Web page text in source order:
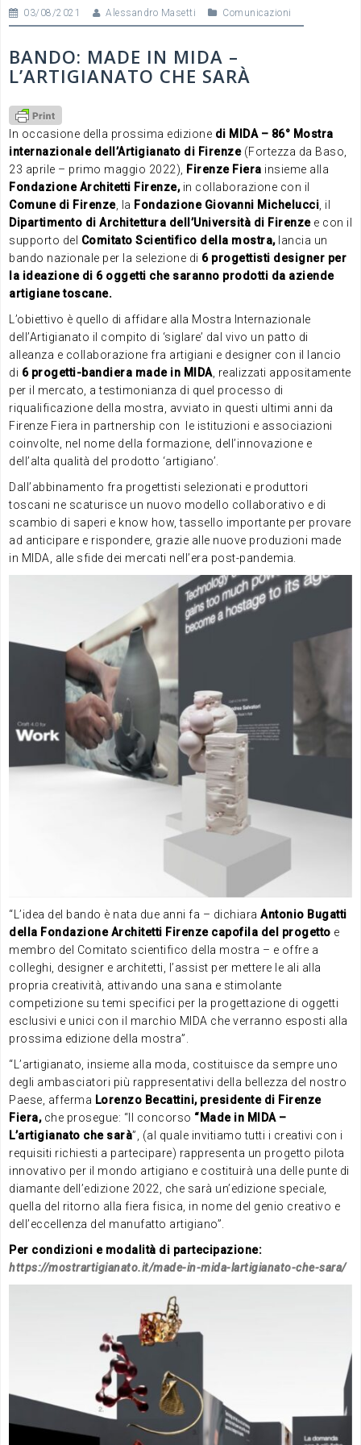
03/08/2021 Alessandro Masetti Comunicazioni
BANDO: MADE IN MIDA –
L’ARTIGIANATO CHE SARÀ
In occasione della prossima edizione di MIDA – 86° Mostra
internazionale dell’Artigianato di Firenze(Fortezza da Baso,
23 aprile – primo maggio 2022), Firenze Fiera insieme alla
Fondazione Architetti Firenze,in collaborazione con il
Comune di Firenze, la Fondazione Giovanni Michelucci, il
Dipartimento di Architettura dell’Università di Firenzee con il
supporto del Comitato Scientifico della mostra,lancia un
bando nazionale per la selezione di 6 progettisti designer per
la ideazione di 6 oggetti che saranno prodotti da aziende
artigiane toscane.
L’obiettivo è quello di affidare alla Mostra Internazionale
dell’Artigianato il compito di ‘siglare’ dal vivo un patto di
alleanza e collaborazione fra artigiani e designer con il lancio
di 6 progetti-bandiera made in MIDA, realizzati appositamente
per il mercato, a testimonianza di quel processo di
riqualificazione della mostra, avviato in questi ultimi anni da
Firenze Fiera in partnership con le istituzioni e associazioni
coinvolte, nel nome della formazione, dell’innovazione e
dell’alta qualità del prodotto ‘artigiano’.
Dall’abbinamento fra progettisti selezionati e produttori
toscani ne scaturisce un nuovo modello collaborativo e di
scambio di saperi e know how, tassello importante per provare
ad anticipare e rispondere, grazie alle nuove produzioni made
in MIDA, alle sfide dei mercati nell’era post-pandemia.
“L’idea del bando è nata due anni fa – dichiara Antonio Bugatti
della Fondazione Architetti Firenze capofila del progetto e
membro del Comitato scientifico della mostra – e offre a
colleghi, designer e architetti, l’assist per mettere le ali alla
propria creatività, attivando una sana e stimolante
competizione su temi specifici per la progettazione di oggetti
esclusivi e unici con il marchio MIDA che verranno esposti alla
prossima edizione della mostra”.
“L’artigianato, insieme alla moda, costituisce da sempre uno
degli ambasciatori più rappresentativi della bellezza del nostro
Paese, afferma Lorenzo Becattini, presidente di Firenze
Fiera, che prosegue: “Il concorso “Made in MIDA –
L’artigianato che sarà”, (al quale invitiamo tutti i creativi con i
requisiti richiesti a partecipare) rappresenta un progetto pilota
innovativo per il mondo artigiano e costituirà una delle punte di
diamante dell’edizione 2022, che sarà un’edizione speciale,
quella del ritorno alla fiera fisica, in nome del genio creativo e
dell’eccellenza del manufatto artigiano”.
Per condizioni e modalità di partecipazione:
https://mostrartigianato.it/made-in-mida-lartigianato-che-sara/